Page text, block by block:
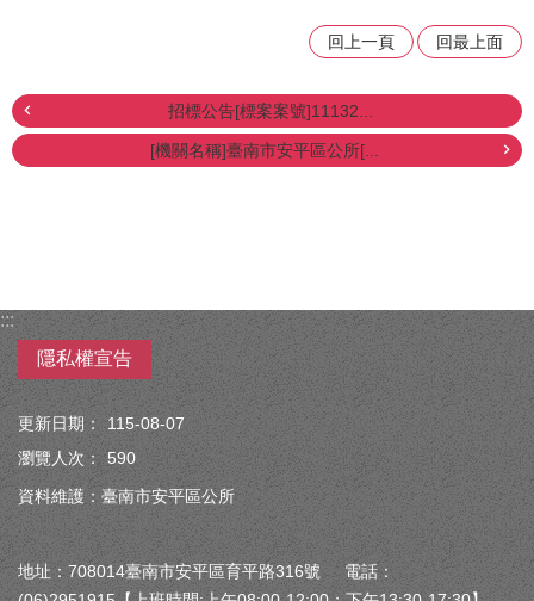
回上一頁 回最上面
招標公告[標案案號]11132...
[機關名稱]臺南市安平區公所[...
:::
隱私權宣告
更新日期：
115-08-07
瀏覽人次：
590
資料維護：臺南市安平區公所
地址：708014臺南市安平區育平路316號 電話：